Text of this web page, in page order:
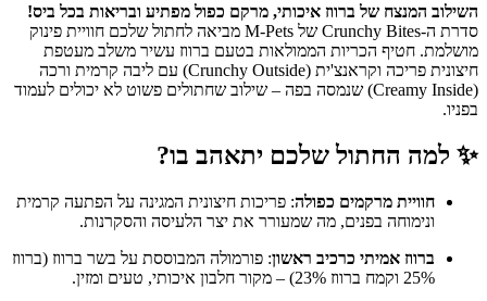
השילוב המנצח של ברווז איכותי, מרקם כפול מפתיע ובריאות בכל ביס!
סדרת ה-Crunchy Bites של M-Pets מביאה לחתול שלכם חוויית פינוק
מושלמת. חטיף הכריות הממולאות בטעם ברווז עשיר משלב מעטפת
חיצונית פריכה וקראנצ'ית (Crunchy Outside) עם ליבה קרמית ורכה
(Creamy Inside) שנמסה בפה – שילוב שחתולים פשוט לא יכולים לעמוד
בפניו.
✨ למה החתול שלכם יתאהב בו?
חוויית מרקמים כפולה: פריכות חיצונית המגינה על הפתעה קרמית
ונימוחה בפנים, מה שמעורר את יצר הלעיסה והסקרנות.
ברווז אמיתי כרכיב ראשון: פורמולה המבוססת על בשר ברווז (ברווז
25% וקמח ברווז 23%) – מקור חלבון איכותי, טעים ומזין.